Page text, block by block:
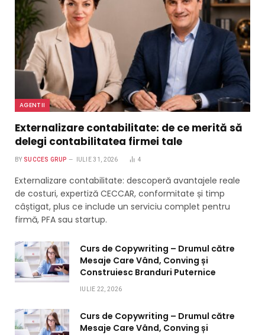
AGENTII
Externalizare contabilitate: de ce merită să
delegi contabilitatea firmei tale
BY SUCCES GRUP IULIE 31, 2026 4
Externalizare contabilitate: descoperă avantajele reale
de costuri, expertiză CECCAR, conformitate și timp
câștigat, plus ce include un serviciu complet pentru
firmă, PFA sau startup.
Curs de Copywriting – Drumul către
Mesaje Care Vând, Conving și
Construiesc Branduri Puternice
IULIE 22, 2026
Curs de Copywriting – Drumul către
Mesaje Care Vând, Conving și